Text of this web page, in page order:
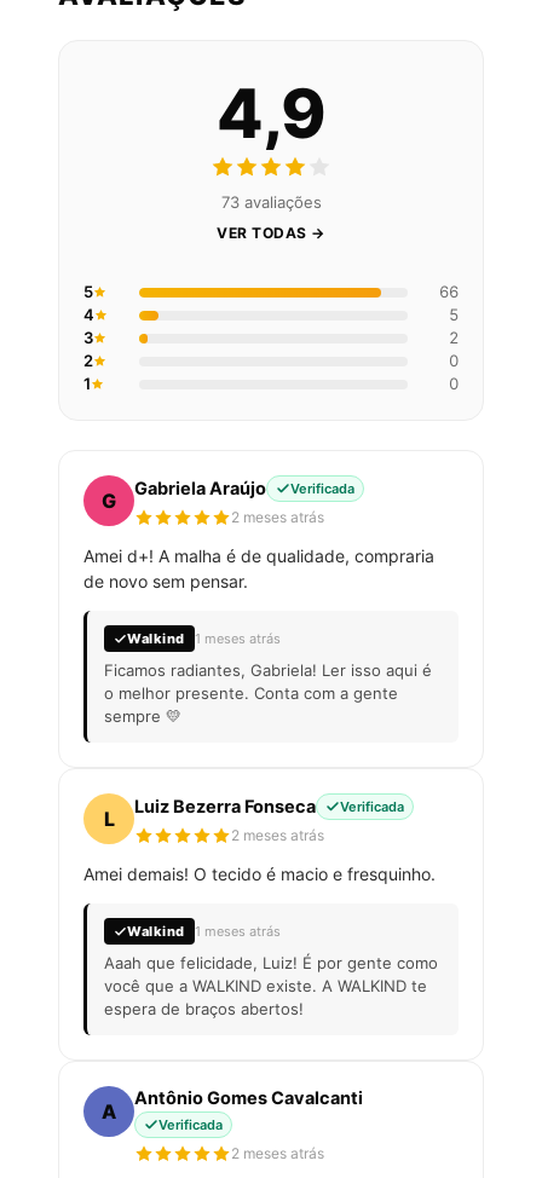
4,9
73 avaliações
VER TODAS →
5
66
4
5
3
2
2
0
1
0
G
Gabriela Araújo Verificada
2 meses atrás
Amei d+! A malha é de qualidade, compraria
de novo sem pensar.
Walkind 1 meses atrás
Ficamos radiantes, Gabriela! Ler isso aqui é
o melhor presente. Conta com a gente
sempre 💛
L
Luiz Bezerra Fonseca Verificada
2 meses atrás
Amei demais! O tecido é macio e fresquinho.
Walkind 1 meses atrás
Aaah que felicidade, Luiz! É por gente como
você que a WALKIND existe. A WALKIND te
espera de braços abertos!
A
Antônio Gomes Cavalcanti
Verificada
2 meses atrás